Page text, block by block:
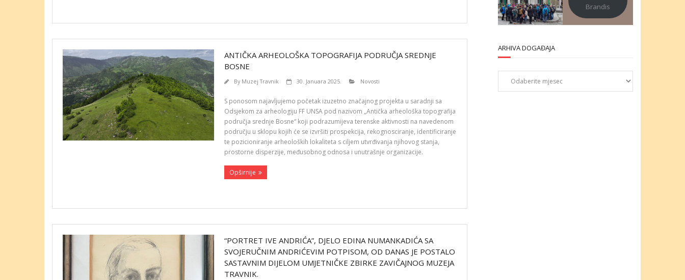
ANTIČKA ARHEOLOŠKA TOPOGRAFIJA PODRUČJA SREDNJE
BOSNE
By Muzej Travnik 30. Januara 2025. Novosti
S ponosom najavljujemo početak izuzetno značajnog projekta u saradnji sa
Odsjekom za arheologiju FF UNSA pod nazivom „Antička arheološka topografija
područja srednje Bosne“ koji podrazumijeva terenske aktivnosti na navedenom
području u sklopu kojih će se izvršiti prospekcija, rekognosciranje, identificiranje
te pozicioniranje arheoloških lokaliteta s ciljem utvrđivanja njihovog stanja,
prostorne disperzije, međusobnog odnosa i unutrašnje organizacije.
Opširnije
“PORTRET IVE ANDRIĆA”, DJELO EDINA NUMANKADIĆA SA
SVOJERUČNIM ANDRIĆEVIM POTPISOM, OD DANAS JE POSTALO
SASTAVNIM DIJELOM UMJETNIČKE ZBIRKE ZAVIČAJNOG MUZEJA
TRAVNIK.
Brandis
ARHIVA DOGAĐAJA
Arhiva
događaja